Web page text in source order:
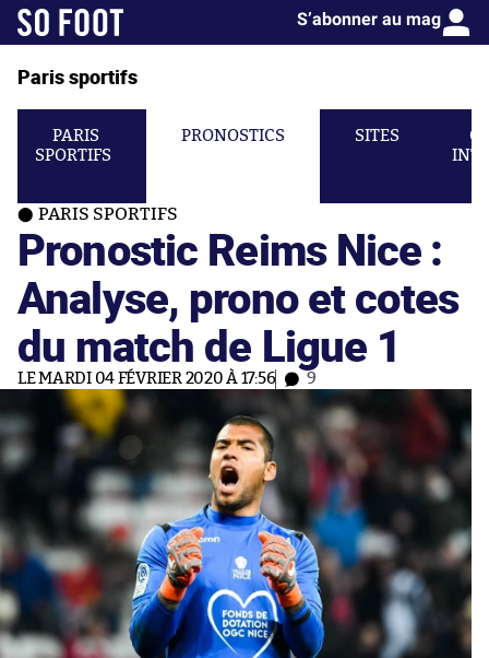
S’abonner au mag
Paris sportifs
PARIS
SPORTIFS
PRONOSTICS SITES
PARIS SPORTIFS
Pronostic Reims Nice :
Analyse, prono et cotes
du match de Ligue 1
LE MARDI 04 FÉVRIER 2020 À 17:56 9